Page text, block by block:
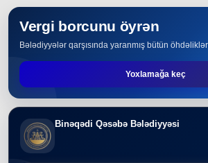
Vergi borcunu öyrən
Bələdiyyələr qarşısında yaranmış bütün
Yoxlamağa keç
Binəqədi Qəsəbə Bələdiyyəsi